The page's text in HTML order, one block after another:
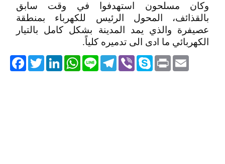
وكان مسلحون استهدفوا في وقت سابق
بالقذائف، المحول الرئيس للكهرباء بمنطقة
عصيفرة والذي يمد المدينة بشكل كامل بالتيار
الكهربائي ما ادى الى تدميره كلياً.
TwitterLinkedIn
WhatsApp Line
Telegram ViberSkype PrintEmail